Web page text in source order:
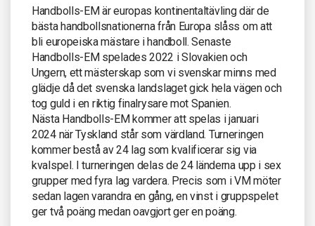
Handbolls-EM är europas kontinentaltävling där de
bästa handbollsnationerna från Europa slåss om att
bli europeiska mästare i handboll. Senaste
Handbolls-EM spelades 2022 i Slovakien och
Ungern, ett mästerskap som vi svenskar minns med
glädje då det svenska landslaget gick hela vägen och
tog guld i en riktig finalrysare mot Spanien.
Nästa Handbolls-EM kommer att spelas i januari
2024 när Tyskland står som värdland. Turneringen
kommer bestå av 24 lag som kvalificerar sig via
kvalspel. I turneringen delas de 24 länderna upp i sex
grupper med fyra lag vardera. Precis som i VM möter
sedan lagen varandra en gång, en vinst i gruppspelet
ger två poäng medan oavgjort ger en poäng.